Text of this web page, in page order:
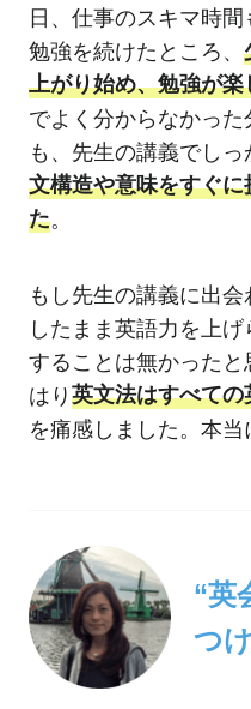
日、仕事のスキマ時
勉強を続けたところ、
上がり始め、勉強が
でよく分からなかっ
も、先生の講義でしっ
文構造や意味をすぐ
た。
もし先生の講義に出
したまま英語力を上
することは無かった
はり 英文法はすべての
を痛感しました。本当
“英
つ